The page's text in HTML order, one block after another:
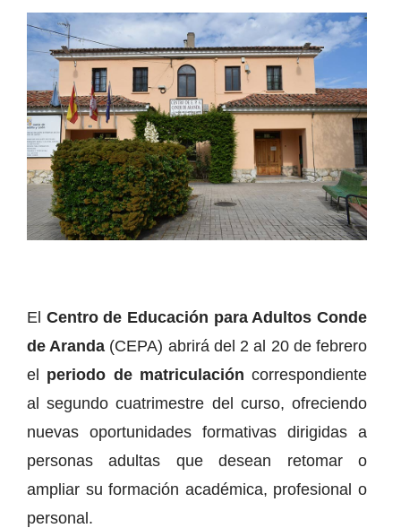
El Centro de Educación para Adultos Conde
de Aranda (CEPA) abrirá del 2 al 20 de febrero
el periodo de matriculación correspondiente
al segundo cuatrimestre del curso, ofreciendo
nuevas oportunidades formativas dirigidas a
personas adultas que desean retomar o
ampliar su formación académica, profesional o
personal.